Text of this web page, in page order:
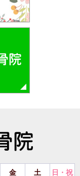
金 土 日・祝